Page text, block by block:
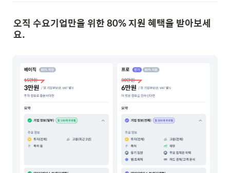
오직 수요기업만을 위한 80% 지원 혜택을 받아보세
요.